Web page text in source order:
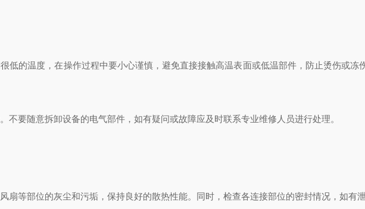
的温度，在操作过程中要小心谨慎，避免直接接触高温表面或低温部件，防止烫伤或冻
要随意拆卸设备的电气部件，如有疑问或故障应及时联系专业维修人员进行处理。
等部位的灰尘和污垢，保持良好的散热性能。同时，检查各连接部位的密封情况，如有泄